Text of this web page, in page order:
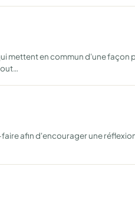
mettent en commun d'une
afin d'encourager une